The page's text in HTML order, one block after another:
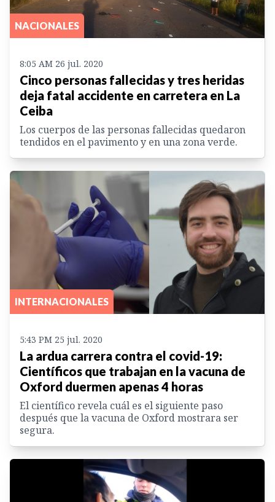
NACIONALES
8:05 AM 26 jul. 2020
Cinco personas fallecidas y tres heridas
deja fatal accidente en carretera en La
Ceiba
Los cuerpos de las personas fallecidas quedaron
tendidos en el pavimento y en una zona verde.
INTERNACIONALES
5:43 PM 25 jul. 2020
La ardua carrera contra el covid-19:
Científicos que trabajan en la vacuna de
Oxford duermen apenas 4 horas
El científico revela cuál es el siguiente paso
después que la vacuna de Oxford mostrara ser
segura.